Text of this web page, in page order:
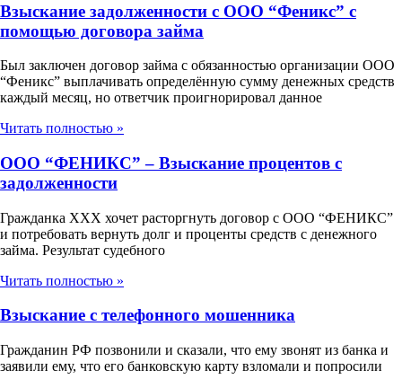
Взыскание задолженности с ООО “Феникс” с
помощью договора займа
Был заключен договор займа с обязанностью организации ООО
“Феникс” выплачивать определённую сумму денежных средств
каждый месяц, но ответчик проигнорировал данное
Читать полностью »
ООО “ФЕНИКС” – Взыскание процентов с
задолженности
Гражданка ХХХ хочет расторгнуть договор с ООО “ФЕНИКС”
и потребовать вернуть долг и проценты средств с денежного
займа. Результат судебного
Читать полностью »
Взыскание с телефонного мошенника
Гражданин РФ позвонили и сказали, что ему звонят из банка и
заявили ему, что его банковскую карту взломали и попросили